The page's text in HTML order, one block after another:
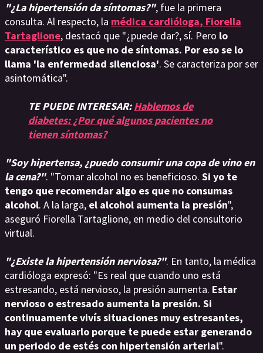
"¿La hipertensión da síntomas?", fue la primera
consulta. Al respecto, la médica cardióloga, Fiorella
Tartaglione, destacó que "¿puede dar?, sí. Pero lo
característico es que no de síntomas. Por eso se lo
llama 'la enfermedad silenciosa'. Se caracteriza por ser
asintomática".
TE PUEDE INTERESAR:Hablemos de
diabetes: ¿Por qué algunos pacientes no
tienen síntomas?
"Soy hipertensa, ¿puedo consumir una copa de vino en
la cena?". "Tomar alcohol no es beneficioso. Si yo te
tengo que recomendar algo es que no consumas
alcohol. A la larga, el alcohol aumenta la presión",
aseguró Fiorella Tartaglione, en medio del consultorio
virtual.
"¿Existe la hipertensión nerviosa?". En tanto, la médica
cardióloga expresó: "Es real que cuando uno está
estresando, está nervioso, la presión aumenta. Estar
nervioso o estresado aumenta la presión. Si
continuamente vivís situaciones muy estresantes,
hay que evaluarlo porque te puede estar generando
un periodo de estés con hipertensión arterial".